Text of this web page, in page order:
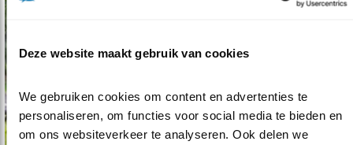
Deze website maakt gebruik van cookies
We gebruiken cookies om content en advertenties te
personaliseren, om functies voor social media te bieden en
om ons websiteverkeer te analyseren. Ook delen we